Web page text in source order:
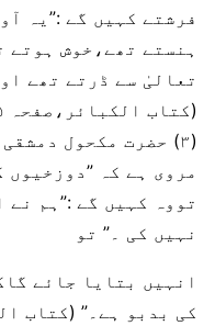
فرشتے کہیں گے :”یہ
ہنستے تھے،خوش ہوتے
تعالیٰ سے ڈرتے تھے
(کتاب الکبائر،صفحہ ۵۵)
(۳) حضرت مکحول
مروی ہے کہ
تووہ کہیں گے :”ہم
نہیں کی ۔” تو
انہیں بتایا جائے
کی بدبو ہے۔” (کتاب